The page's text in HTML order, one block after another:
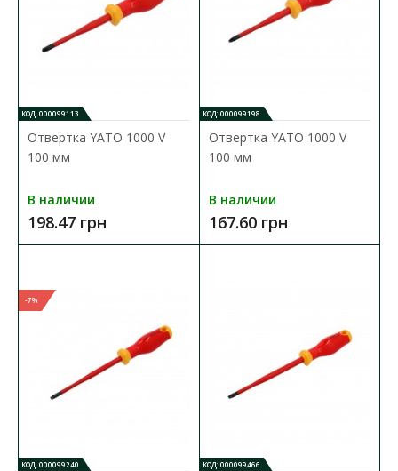
Набор отверток диэлектр. 1000 V YATO
Доступность:
рукояткой + 5 сменных насадок, а также квадратные ..
В КОРЗИНУ
В закладки
КОД: 000099113
Отвертка YATO 1000 V
100 мм
В наличии
198.47 грн
КОД: 000099198
Отвертка YATO 1000 V
100 мм
В наличии
167.60 грн
-7%
КОД: 000099240 КОД: 000099466